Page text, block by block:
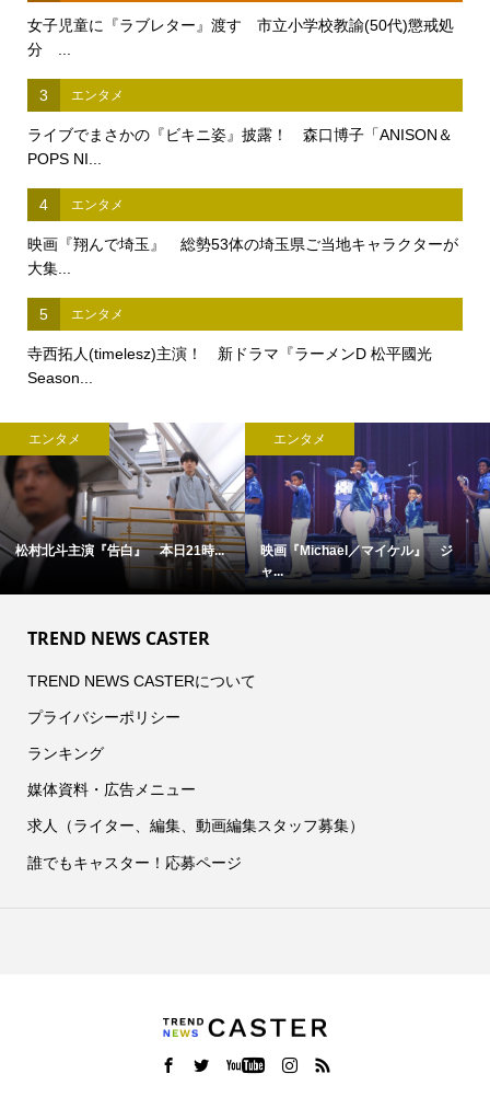
女子児童に『ラブレター』渡す 市立小学校教諭(50代)懲戒処
分 ...
3 エンタメ
ライブでまさかの『ビキニ姿』披露！ 森口博子「ANISON＆
POPS NI...
4 エンタメ
映画『翔んで埼玉』 総勢53体の埼玉県ご当地キャラクターが
大集...
5 エンタメ
寺西拓人(timelesz)主演！ 新ドラマ『ラーメンD 松平國光
Season...
エンタメ
映画『オークストリートの異変』×...
エンタメ
完全撮り下ろし「2027年版 羽生結...
TREND NEWS CASTER
TREND NEWS CASTERについて
プライバシーポリシー
ランキング
媒体資料・広告メニュー
求人（ライター、編集、動画編集スタッフ募集）
誰でもキャスター！応募ページ